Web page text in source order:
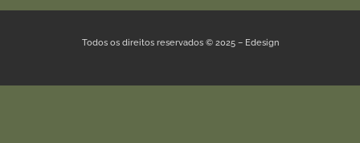
Todos os direitos reservados © 2025 – Edesign